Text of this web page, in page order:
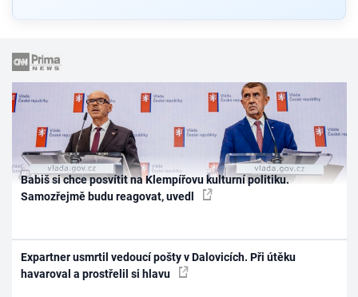
Babiš si chce posvítit na Klempířovu kulturní politiku.
Samozřejmě budu reagovat, uvedl
Expartner usmrtil vedoucí pošty v Dalovicích. Při útěku
havaroval a prostřelil si hlavu